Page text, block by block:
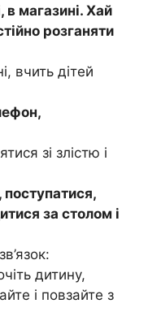
в магазині. Хай
розганяти
вчить дітей
зі злістю і
поступатися,
за столом і
дитину,
і повзайте з